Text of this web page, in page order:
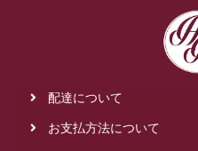
配達について
お支払方法について